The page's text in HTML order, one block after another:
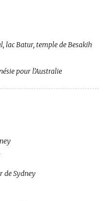
lac Batur, temple de Besakih
pour l’Australie
de Sydney